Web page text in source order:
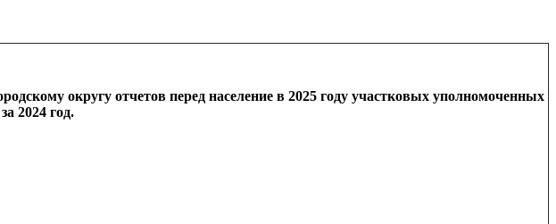
округу отчетов перед население в 2025 году участковых уполномоченных
2024 год.